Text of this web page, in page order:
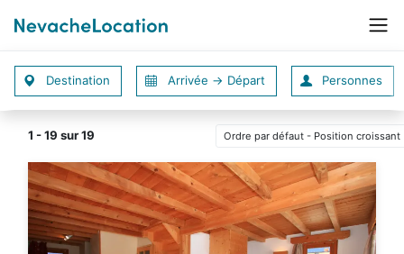
1 - 19 sur 19 Ordre par défaut - Position croissant